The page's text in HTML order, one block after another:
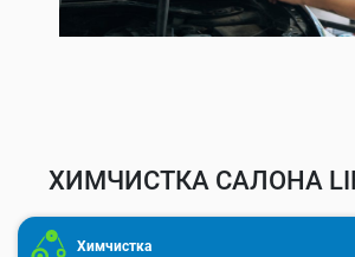
ХИМЧИСТКА САЛОНА
Химчистка